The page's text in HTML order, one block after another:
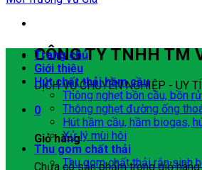
CÔNG TY TNHH TM
DỊCH VỤ CHUYÊN NGHIỆP - UY
0
Giỏ hàng
Chưa có sản phẩm trong giỏ hàng.
Trang chủ
Giới thiệu
Hút chất thải hầm cầu
Thông nghẹt bồn cầu, bồn
Thông nghẹt đường ống
Hút hầm cầu, hầm biogas,
Xử lý mùi hôi
Thu gom chất thải
Thu gom chất thải rắn sinh